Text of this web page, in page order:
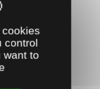
25KG
française
...
control
want to